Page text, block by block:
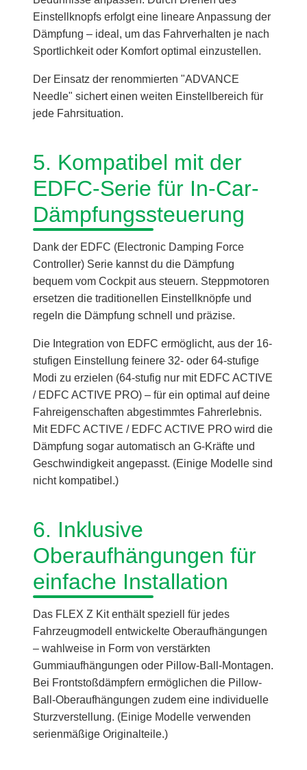
Einstellknopfs erfolgt eine lineare Anpassung der
Dämpfung – ideal, um das Fahrverhalten je nach
Sportlichkeit oder Komfort optimal einzustellen.
Der Einsatz der renommierten "ADVANCE
Needle" sichert einen weiten Einstellbereich für
jede Fahrsituation.
5. Kompatibel mit der
EDFC-Serie für In-Car-
Dämpfungssteuerung
Dank der EDFC (Electronic Damping Force
Controller) Serie kannst du die Dämpfung
bequem vom Cockpit aus steuern. Steppmotoren
ersetzen die traditionellen Einstellknöpfe und
regeln die Dämpfung schnell und präzise.
Die Integration von EDFC ermöglicht, aus der 16-
stufigen Einstellung feinere 32- oder 64-stufige
Modi zu erzielen (64-stufig nur mit EDFC ACTIVE
/ EDFC ACTIVE PRO) – für ein optimal auf deine
Fahreigenschaften abgestimmtes Fahrerlebnis.
Mit EDFC ACTIVE / EDFC ACTIVE PRO wird die
Dämpfung sogar automatisch an G-Kräfte und
Geschwindigkeit angepasst. (Einige Modelle sind
nicht kompatibel.)
6. Inklusive
Oberaufhängungen für
einfache Installation
Das FLEX Z Kit enthält speziell für jedes
Fahrzeugmodell entwickelte Oberaufhängungen
– wahlweise in Form von verstärkten
Gummiaufhängungen oder Pillow-Ball-Montagen.
Bei Frontstoßdämpfern ermöglichen die Pillow-
Ball-Oberaufhängungen zudem eine individuelle
Sturzverstellung. (Einige Modelle verwenden
serienmäßige Originalteile.)